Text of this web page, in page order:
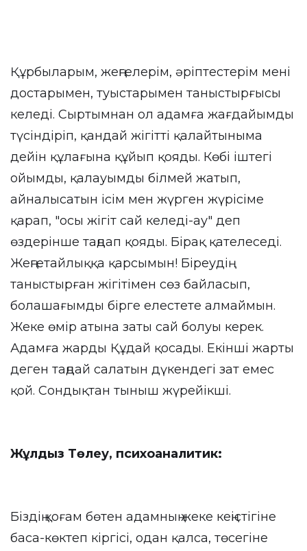
Құрбыларым, жеңгелерім, әріптестерім мені
достарымен, туыстарымен таныстырғысы
келеді. Сыртымнан ол адамға жағдайымды
түсіндіріп, қандай жігітті қалайтыныма
дейін құлағына құйып қояды. Көбі іштегі
ойымды, қалауымды білмей жатып,
айналысатын ісім мен жүрген жүрісіме
қарап, "осы жігіт сай келеді-ау" деп
өздерінше таңдап қояды. Бірақ қателеседі.
Жеңгетайлыққа қарсымын! Біреудің
таныстырған жігітімен сөз байласып,
болашағымды бірге елестете алмаймын.
Жеке өмір атына заты сай болуы керек.
Адамға жарды Құдай қосады. Екінші жарты
деген таңдай салатын дүкендегі зат емес
қой. Сондықтан тыныш жүрейікші.
Жұлдыз Төлеу, психоаналитик:
Біздің қоғам бөтен адамның жеке кеңістігіне
баса-көктеп кіргісі, одан қалса, төсегіне